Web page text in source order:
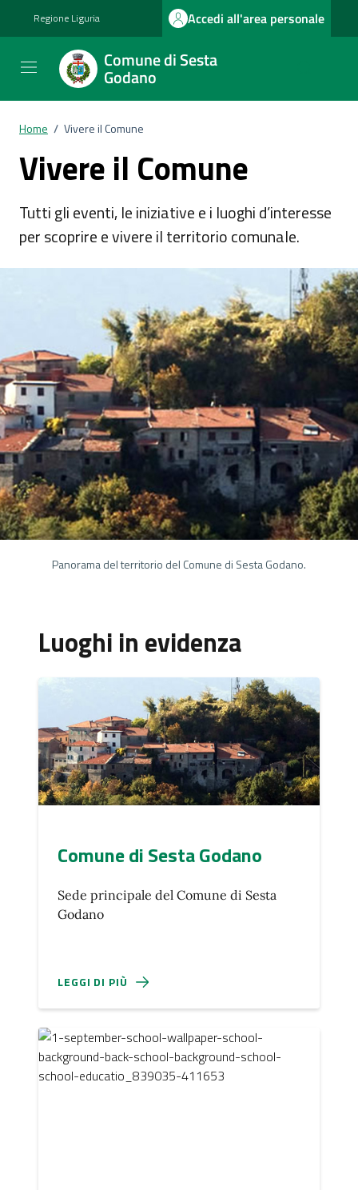
Regione Liguria Accedi all'area personale
Comune di Sesta
Godano
Home / Vivere il Comune
Vivere il Comune
Tutti gli eventi, le iniziative e i luoghi d’interesse
per scoprire e vivere il territorio comunale.
Panorama del territorio del Comune di Sesta Godano.
Luoghi in evidenza
Comune di Sesta Godano
Sede principale del Comune di Sesta
Godano
LEGGI DI PIÙ